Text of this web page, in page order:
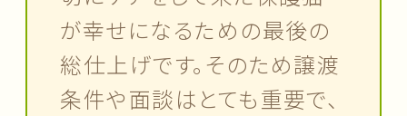
が幸せになるための最後の
総仕上げです。そのため譲渡
条件や面談はとても重要で、